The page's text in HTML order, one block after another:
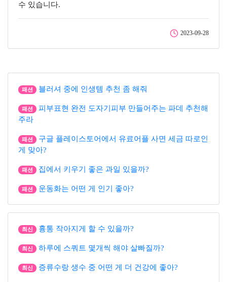
수 있습니다.
2023-09-28
패션 블러셔 중에 인생템 추천 좀 해줘
패션
피부표현 완전 도자기피부 만들어주는 파데 추천해
주라
패션
구글 플레이스토어에서 유료어플 사면 세금 따로인
게 맞아?
패션 집에서 키우기 좋은 과일 있을까?
패션 운동화는 어떤 게 인기 좋아?
최신 흉통 작아지게 할 수 있을까?
최신 하루에 스쿼트 몇개씩 해야 살빠질까?
최신 증류수랑 생수 중 어떤 게 더 건강에 좋아?